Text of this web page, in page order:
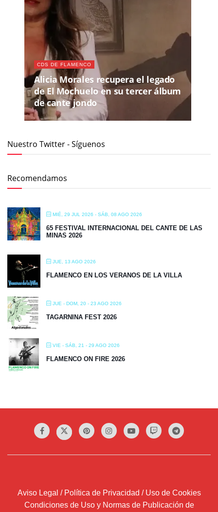
CDS DE FLAMENCO
Alicia Morales recupera el legado
de El Mochuelo en su tercer álbum
de cante jondo
Nuestro Twitter - Síguenos
Recomendamos
MIÉ, 29 JUL 2026 - SÁB, 08 AGO 2026
65 FESTIVAL INTERNACIONAL DEL CANTE DE LAS
MINAS 2026
JUE, 13 AGO 2026
FLAMENCO EN LOS VERANOS DE LA VILLA
JUE - DOM, 20 - 23 AGO 2026
TAGARNINA FEST 2026
VIE - SÁB, 21 - 29 AGO 2026
FLAMENCO ON FIRE 2026
Aviso Legal / Política de Privacidad / Uso de Cookies
Condiciones de Uso y Normas de Publicación de